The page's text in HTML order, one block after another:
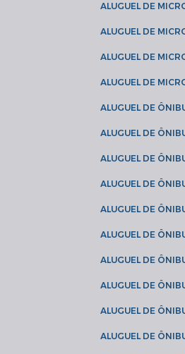
ALUGUEL DE
ALUGUEL DE
ALUGUEL DE
ALUGUEL DE
ALUGUEL DE
ALUGUEL DE
ALUGUEL DE
ALUGUEL DE
ALUGUEL DE
ALUGUEL DE
ALUGUEL DE
ALUGUEL DE
ALUGUEL DE
ALUGUEL DE